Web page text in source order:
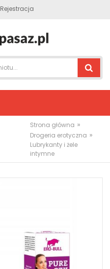
Rejestracja
Strona główna »
Drogeria erotyczna »
Lubrykanty i żele
intymne